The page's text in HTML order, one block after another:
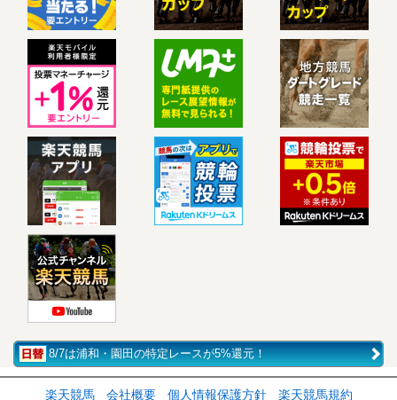
8/7は浦和・園田の特定レースが5%還元！
楽天競馬 会社概要 個人情報保護方針 楽天競馬規約